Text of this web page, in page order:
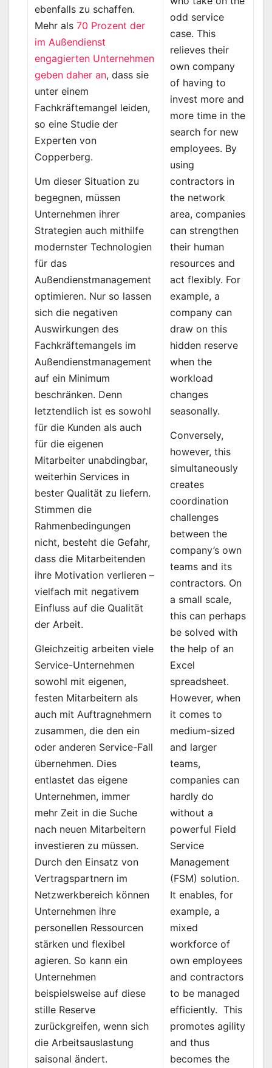
ebenfalls zu schaffen.
Mehr als70 Prozent der
im Außendienst
engagierten Unternehmen
geben daher an, dass sie
unter einem
Fachkräftemangel leiden,
so eine Studie der
Experten von
Copperberg.
Um dieser Situation zu
begegnen, müssen
Unternehmen ihrer
Strategien auch mithilfe
modernster Technologien
für das
Außendienstmanagement
optimieren. Nur so lassen
sich die negativen
Auswirkungen des
Fachkräftemangels im
Außendienstmanagement
auf ein Minimum
beschränken. Denn
letztendlich ist es sowohl
für die Kunden als auch
für die eigenen
Mitarbeiter unabdingbar,
weiterhin Services in
bester Qualität zu liefern.
Stimmen die
Rahmenbedingungen
nicht, besteht die Gefahr,
dass die Mitarbeitenden
ihre Motivation verlieren –
vielfach mit negativem
Einfluss auf die Qualität
der Arbeit.
Gleichzeitig arbeiten viele
Service-Unternehmen
sowohl mit eigenen,
festen Mitarbeitern als
auch mit Auftragnehmern
zusammen, die den ein
oder anderen Service-Fall
übernehmen. Dies
entlastet das eigene
Unternehmen, immer
mehr Zeit in die Suche
nach neuen Mitarbeitern
investieren zu müssen.
Durch den Einsatz von
Vertragspartnern im
Netzwerkbereich können
Unternehmen ihre
personellen Ressourcen
stärken und flexibel
agieren. So kann ein
Unternehmen
beispielsweise auf diese
stille Reserve
zurückgreifen, wenn sich
die Arbeitsauslastung
saisonal ändert.
odd service
case. This
relieves their
own company
of having to
invest more and
more time in the
search for new
employees. By
using
contractors in
the network
area, companies
can strengthen
their human
resources and
act flexibly. For
example, a
company can
draw on this
hidden reserve
when the
workload
changes
seasonally.
Conversely,
however, this
simultaneously
creates
coordination
challenges
between the
company’s own
teams and its
contractors. On
a small scale,
this can perhaps
be solved with
the help of an
Excel
spreadsheet.
However, when
it comes to
medium-sized
and larger
teams,
companies can
hardly do
without a
powerful Field
Service
Management
(FSM) solution.
It enables, for
example, a
mixed
workforce of
own employees
and contractors
to be managed
efficiently. This
promotes agility
and thus
becomes the